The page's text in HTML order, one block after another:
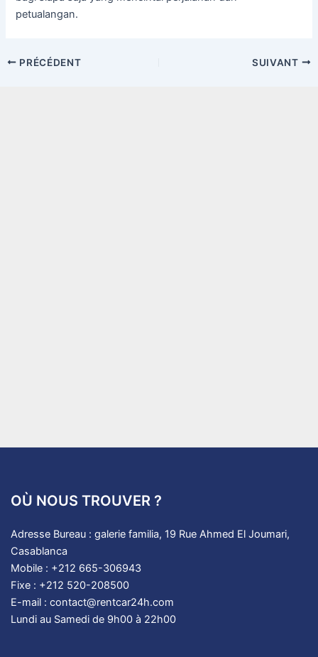
petualangan.
Navigation
PRÉCÉDENT SUIVANT
OÙ NOUS TROUVER ?
Adresse Bureau : galerie familia, 19 Rue Ahmed El Joumari,
Casablanca
Mobile : +212 665-306943
Fixe : +212 520-208500
E-mail : contact@rentcar24h.com
Lundi au Samedi de 9h00 à 22h00